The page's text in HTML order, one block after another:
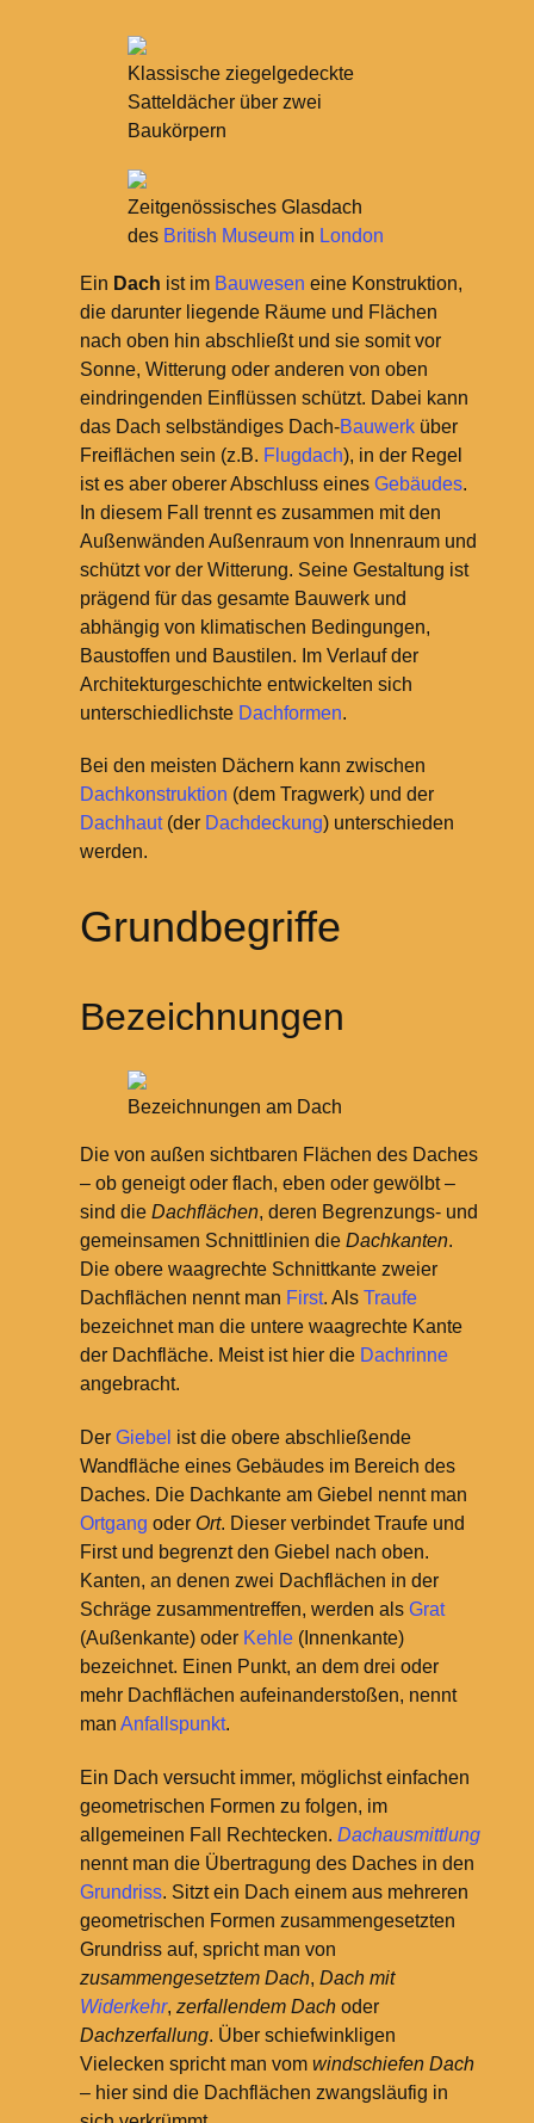
Klassische ziegelgedeckte
Satteldächer über zwei
Baukörpern
Zeitgenössisches Glasdach
des British Museumin London
Ein Dach ist im Bauwesen eine Konstruktion,
die darunter liegende Räume und Flächen
nach oben hin abschließt und sie somit vor
Sonne, Witterung oder anderen von oben
eindringenden Einflüssen schützt. Dabei kann
das Dach selbständiges Dach-Bauwerküber
Freiflächen sein (z.B. Flugdach), in der Regel
ist es aber oberer Abschluss eines Gebäudes.
In diesem Fall trennt es zusammen mit den
Außenwänden Außenraum von Innenraum und
schützt vor der Witterung. Seine Gestaltung ist
prägend für das gesamte Bauwerk und
abhängig von klimatischen Bedingungen,
Baustoffen und Baustilen. Im Verlauf der
Architekturgeschichte entwickelten sich
unterschiedlichste Dachformen.
Bei den meisten Dächern kann zwischen
Dachkonstruktion (dem Tragwerk) und der
Dachhaut(der Dachdeckung) unterschieden
werden.
Grundbegriffe
Bezeichnungen
Bezeichnungen am Dach
Die von außen sichtbaren Flächen des Daches
– ob geneigt oder flach, eben oder gewölbt –
sind die Dachflächen, deren Begrenzungs- und
gemeinsamen Schnittlinien die Dachkanten.
Die obere waagrechte Schnittkante zweier
Dachflächen nennt man First. Als Traufe
bezeichnet man die untere waagrechte Kante
der Dachfläche. Meist ist hier die Dachrinne
angebracht.
Der Giebel ist die obere abschließende
Wandfläche eines Gebäudes im Bereich des
Daches. Die Dachkante am Giebel nennt man
Ortgang oder Ort. Dieser verbindet Traufe und
First und begrenzt den Giebel nach oben.
Kanten, an denen zwei Dachflächen in der
Schräge zusammentreffen, werden als Grat
(Außenkante) oder Kehle(Innenkante)
bezeichnet. Einen Punkt, an dem drei oder
mehr Dachflächen aufeinanderstoßen, nennt
man Anfallspunkt.
Ein Dach versucht immer, möglichst einfachen
geometrischen Formen zu folgen, im
allgemeinen Fall Rechtecken. Dachausmittlung
nennt man die Übertragung des Daches in den
Grundriss. Sitzt ein Dach einem aus mehreren
geometrischen Formen zusammengesetzten
Grundriss auf, spricht man von
zusammengesetztem Dach, Dach mit
Widerkehr, zerfallendem Dachoder
Dachzerfallung. Über schiefwinkligen
Vielecken spricht man vom windschiefen Dach
– hier sind die Dachflächen zwangsläufig in